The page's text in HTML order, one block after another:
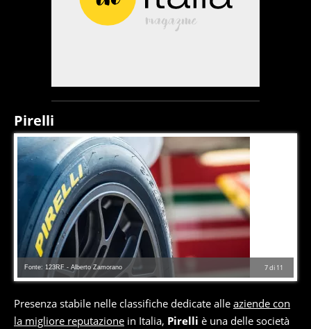
Pirelli
7di 11
Fonte: 123RF - Alberto Zamorano
Presenza stabile nelle classifiche dedicate alle aziende con
la migliore reputazione in Italia, Pirelli è una delle società